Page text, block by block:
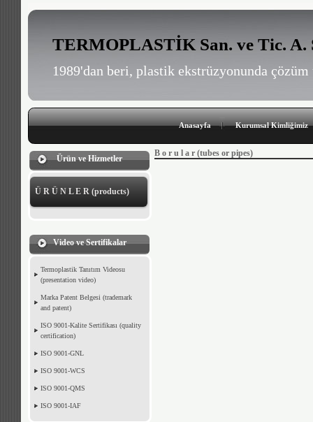
TERMOPLASTİK San. ve Tic. A.
1989'dan beri, plastik ekstrüzyonunda
Anasayfa Kurumsal Kimliğimiz
Ürün ve Hizmetler
Ü R Ü N L E R (products)
Video ve Sertifikalar
Termoplastik Tanıtım Videosu
(presentation video)
Marka Patent Belgesi (trademark
and patent)
ISO 9001-Kalite Sertifikası (quality
certification)
ISO 9001-GNL
ISO 9001-WCS
ISO 9001-QMS
ISO 9001-IAF
B o r u l a r (tubes or pipes)